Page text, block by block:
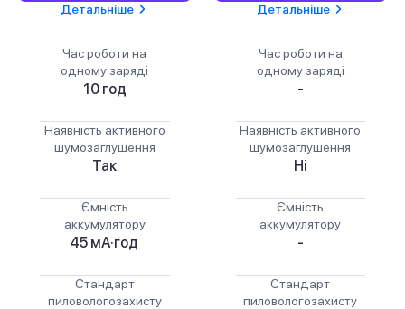
Детальніше
Час роботи на
одному заряді
10 год
Наявність активного
шумозаглушення
Так
Ємність
аккумулятору
45 мА·год
Стандарт
пиловологозахисту
Детальніше
Час роботи на
одному заряді
-
Наявність активного
шумозаглушення
Ні
Ємність
аккумулятору
-
Стандарт
пиловологозахисту